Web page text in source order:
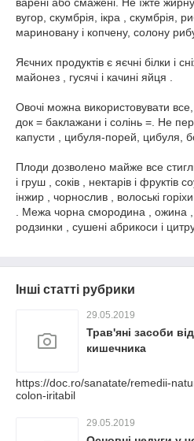
вугор, скумбрія, ікра , скумбрія,
мариновану і копчену, солону
Яєчних продуктів є яєчні білки і
майонез , гусячі і качині яйця .
Овочі можна використовувати
док = баклажани і солінь =. Не
капусти , цибуля-порей, цибуля,
Плоди дозволено майже все
і груш , соків , нектарів і фруктів
інжир , чорнослив , волоські
. Межа чорна смородина , ожина
родзинки , сушені абрикоси і
Інші статті рубрики
29.05.2019
Трав'яні засоби
кишечника
https://doc.ro/sanatate/remedii-
colon-iritabil
29.05.2019